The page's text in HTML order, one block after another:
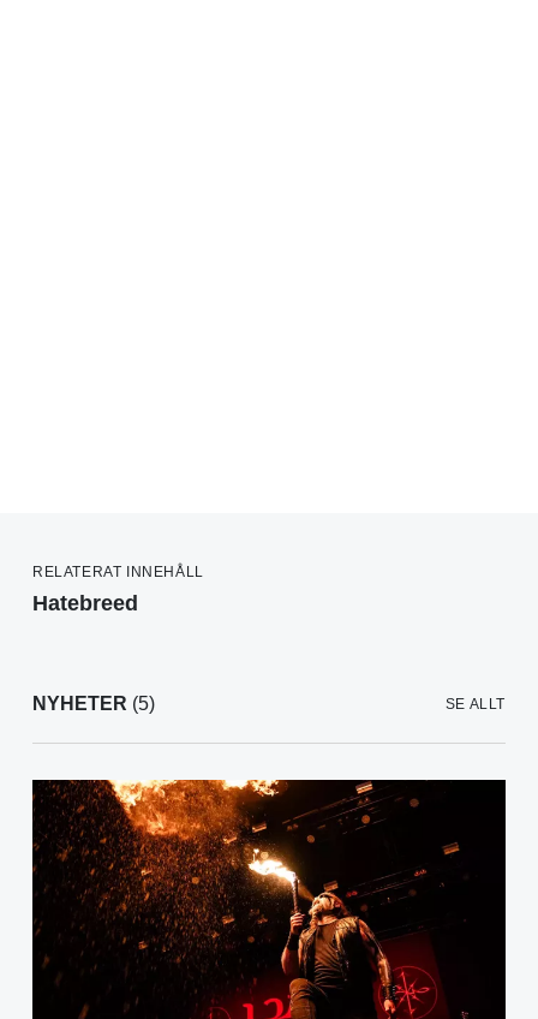
RELATERAT INNEHÅLL
Hatebreed
NYHETER (5) SE ALLT